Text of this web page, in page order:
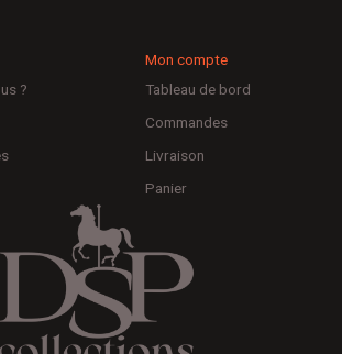
?
Mon compte
Tableau de bord
Commandes
Livraison
Panier